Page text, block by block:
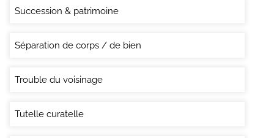
Succession & patrimoine
Séparation de corps / de bien
Trouble du voisinage
Tutelle curatelle